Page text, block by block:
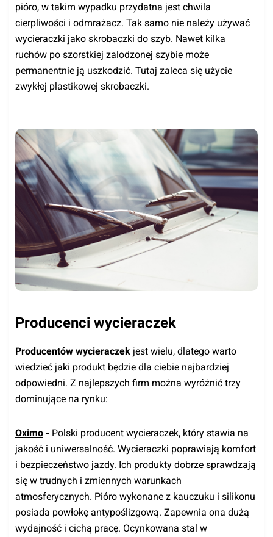
pióro, w takim wypadku przydatna jest chwila
cierpliwości i odmrażacz. Tak samo nie należy używać
wycieraczki jako skrobaczki do szyb. Nawet kilka
ruchów po szorstkiej zalodzonej szybie może
permanentnie ją uszkodzić. Tutaj zaleca się użycie
zwykłej plastikowej skrobaczki.
Producenci wycieraczek
Producentów wycieraczek jest wielu, dlatego warto
wiedzieć jaki produkt będzie dla ciebie najbardziej
odpowiedni. Z najlepszych firm można wyróżnić trzy
dominujące na rynku:
Oximo - Polski producent wycieraczek, który stawia na
jakość i uniwersalność. Wycieraczki poprawiają komfort
i bezpieczeństwo jazdy. Ich produkty dobrze sprawdzają
się w trudnych i zmiennych warunkach
atmosferycznych. Pióro wykonane z kauczuku i silikonu
posiada powłokę antypoślizgową. Zapewnia ona dużą
wydajność i cichą pracę. Ocynkowana stal w